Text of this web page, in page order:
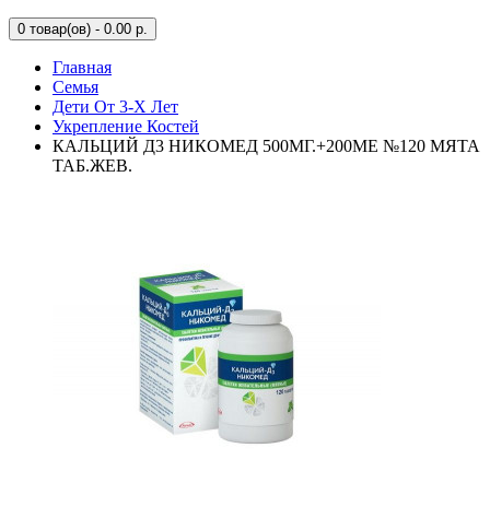
0 товар(ов) - 0.00 р.
Главная
Семья
Дети От 3-Х Лет
Укрепление Костей
КАЛЬЦИЙ Д3 НИКОМЕД 500МГ.+200МЕ №120 МЯТА
ТАБ.ЖЕВ.